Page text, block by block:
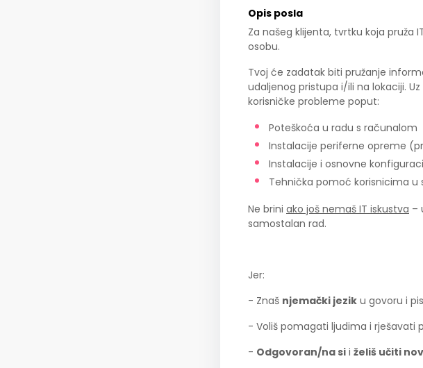
Opis posla
Za našeg klijenta, tvrtku koja pruža
osobu.
Tvoj će zadatak biti pružanje
udaljenog pristupa i/ili na lokaciji.
korisničke probleme poput:
Poteškoća u radu s računalom
Instalacije periferne opreme
Instalacije i osnovne
Tehnička pomoć korisnicima u
Ne brini ako još nemaš IT iskustva –
samostalan rad.
Jer:
- Znaš njemački jezik u govoru i
- Voliš pomagati ljudima i rješavati
- Odgovoran/na si i želiš učiti